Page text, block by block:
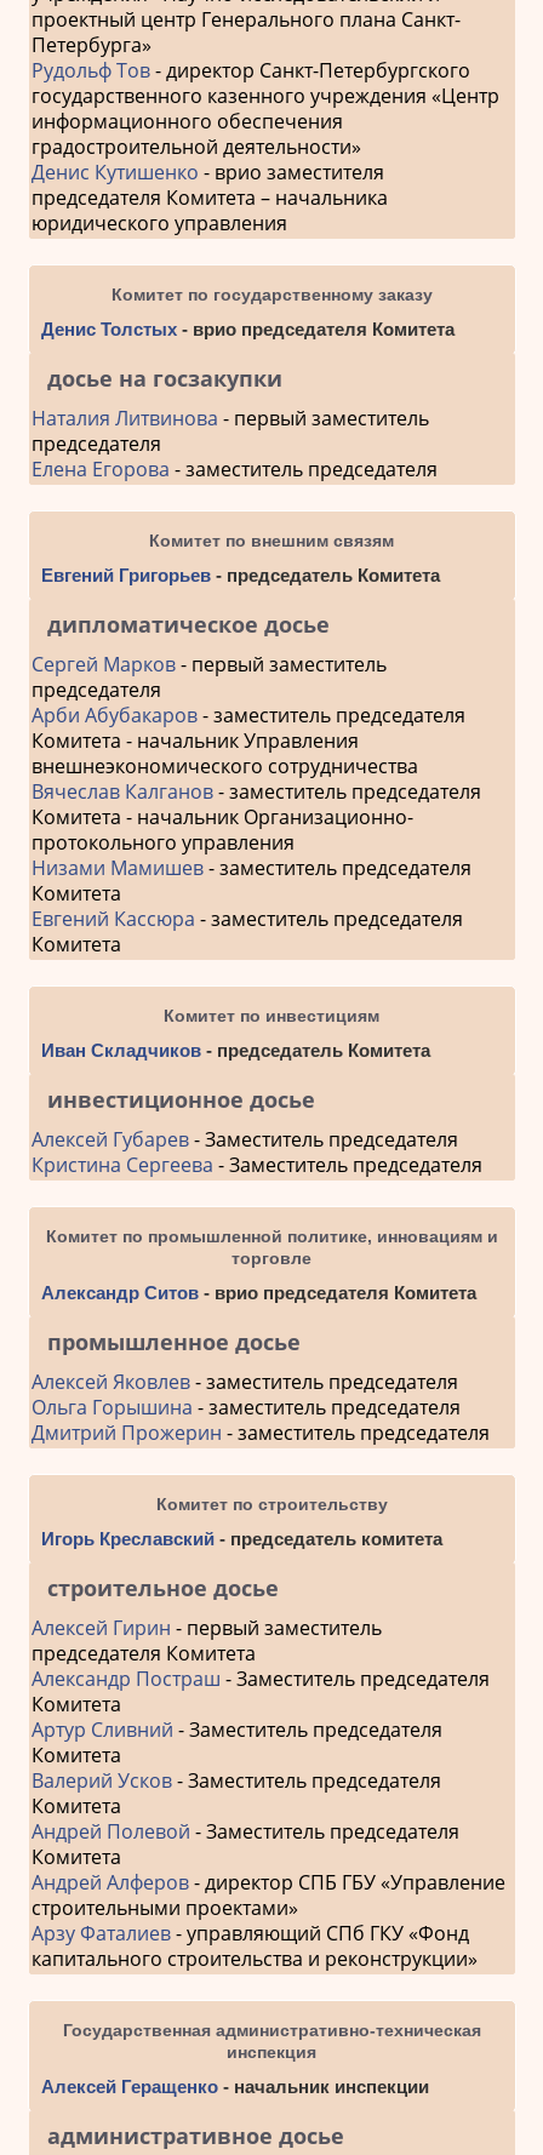
проектный центр Генерального плана Санкт-
Петербурга»
Рудольф Тов- директор Санкт-Петербургского
государственного казенного учреждения «Центр
информационного обеспечения
градостроительной деятельности»
Денис Кутишенко - врио заместителя
председателя Комитета – начальника
юридического управления
Комитет по государственному заказу
Денис Толстых- врио председателя Комитета
досье на госзакупки
Наталия Литвинова - первый заместитель
председателя
Елена Егорова - заместитель председателя
Комитет по внешним связям
Евгений Григорьев- председатель Комитета
дипломатическое досье
Сергей Марков- первый заместитель
председателя
Арби Абубакаров- заместитель председателя
Комитета - начальник Управления
внешнеэкономического сотрудничества
Вячеслав Калганов- заместитель председателя
Комитета - начальник Организационно-
протокольного управления
Низами Мамишев- заместитель председателя
Комитета
Евгений Кассюра - заместитель председателя
Комитета
Комитет по инвестициям
Иван Складчиков- председатель Комитета
инвестиционное досье
Алексей Губарев- Заместитель председателя
Кристина Сергеева - Заместитель председателя
Комитет по промышленной политике, инновациям и
торговле
Александр Ситов- врио председателя Комитета
промышленное досье
Алексей Яковлев- заместитель председателя
Ольга Горышина - заместитель председателя
Дмитрий Прожерин - заместитель председателя
Комитет по строительству
Игорь Креславский - председатель комитета
строительное досье
Алексей Гирин - первый заместитель
председателя Комитета
Александр Постраш - Заместитель председателя
Комитета
Артур Сливний - Заместитель председателя
Комитета
Валерий Усков- Заместитель председателя
Комитета
Андрей Полевой - Заместитель председателя
Комитета
Андрей Алферов- директор СПБ ГБУ «Управление
строительными проектами»
Арзу Фаталиев- управляющий СПб ГКУ «Фонд
капитального строительства и реконструкции»
Государственная административно-техническая
инспекция
Алексей Геращенко- начальник инспекции
административное досье